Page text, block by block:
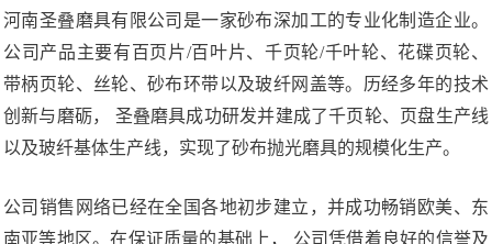
河南圣叠磨具有限公司是一家砂布深加工的专业化制造企业。
公司产品主要有百页片/百叶片、千页轮/千叶轮、花碟页轮、
带柄页轮、丝轮、砂布环带以及玻纤网盖等。历经多年的技术
创新与磨砺， 圣叠磨具成功研发并建成了千页轮、页盘生产线
以及玻纤基体生产线，实现了砂布抛光磨具的规模化生产。
公司销售网络已经在全国各地初步建立，并成功畅销欧美、东
南亚等地区。在保证质量的基础上， 公司凭借着良好的信誉及